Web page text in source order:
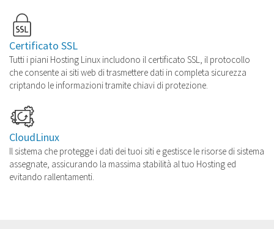
Certificato SSL
Tutti i piani Hosting Linux includono il certificato SSL, il protocollo
che consente ai siti web di trasmettere dati in completa sicurezza
criptando le informazioni tramite chiavi di protezione.
CloudLinux
Il sistema che protegge i dati dei tuoi siti e gestisce le risorse di sistema
assegnate, assicurando la massima stabilità al tuo Hosting ed
evitando rallentamenti.